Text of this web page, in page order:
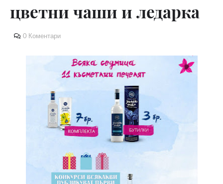
цветни чаши и ледарка
0 Коментари